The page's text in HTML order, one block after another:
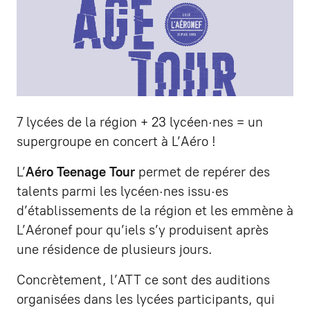
7 lycées de la région + 23 lycéen·nes = un
supergroupe en concert à L’Aéro !
L’Aéro Teenage Tour permet de repérer des
talents parmi les lycéen·nes issu·es
d’établissements de la région et les emmène à
L’Aéronef pour qu’iels s’y produisent après
une résidence de plusieurs jours.
Concrètement, l’ATT ce sont des auditions
organisées dans les lycées participants, qui